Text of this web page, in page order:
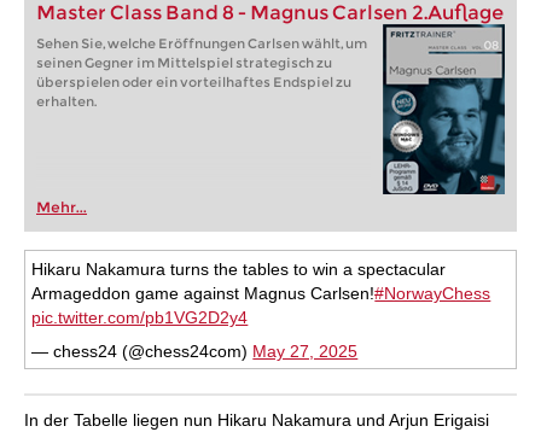
Master Class Band 8 - Magnus Carlsen 2.Auflage
Sehen Sie, welche Eröffnungen Carlsen wählt, um
seinen Gegner im Mittelspiel strategisch zu
überspielen oder ein vorteilhaftes Endspiel zu
erhalten.
Mehr...
Hikaru Nakamura turns the tables to win a spectacular
Armageddon game against Magnus Carlsen!#NorwayChess
pic.twitter.com/pb1VG2D2y4
— chess24 (@chess24com) May 27, 2025
In der Tabelle liegen nun Hikaru Nakamura und Arjun Erigaisi